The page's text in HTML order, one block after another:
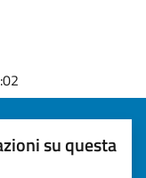
su questa